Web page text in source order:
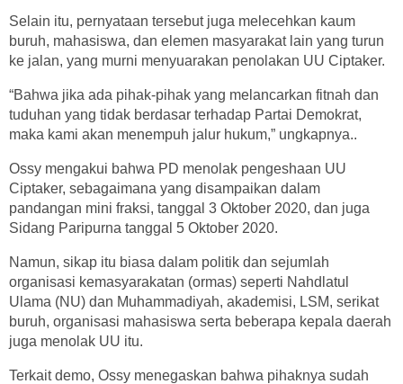
Selain itu, pernyataan tersebut juga melecehkan kaum
buruh, mahasiswa, dan elemen masyarakat lain yang turun
ke jalan, yang murni menyuarakan penolakan UU Ciptaker.
“Bahwa jika ada pihak-pihak yang melancarkan fitnah dan
tuduhan yang tidak berdasar terhadap Partai Demokrat,
maka kami akan menempuh jalur hukum,” ungkapnya..
Ossy mengakui bahwa PD menolak pengeshaan UU
Ciptaker, sebagaimana yang disampaikan dalam
pandangan mini fraksi, tanggal 3 Oktober 2020, dan juga
Sidang Paripurna tanggal 5 Oktober 2020.
Namun, sikap itu biasa dalam politik dan sejumlah
organisasi kemasyarakatan (ormas) seperti Nahdlatul
Ulama (NU) dan Muhammadiyah, akademisi, LSM, serikat
buruh, organisasi mahasiswa serta beberapa kepala daerah
juga menolak UU itu.
Terkait demo, Ossy menegaskan bahwa pihaknya sudah